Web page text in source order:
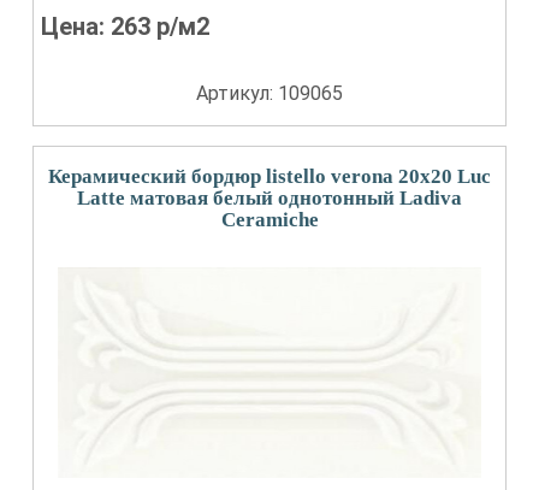
Цена: 263 р/м2
Артикул: 109065
Керамический бордюр listello verona 20x20 Luc
Latte матовая белый однотонный Ladiva
Сeramiche